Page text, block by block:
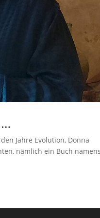
Jahre Evolution, Donna
nämlich ein Buch